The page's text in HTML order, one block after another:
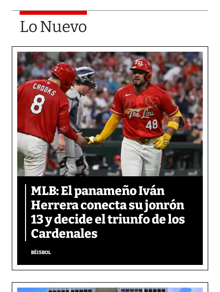
Lo Nuevo
MLB: El panameño Iván
Herrera conecta su jonrón
13 y decide el triunfo de los
Cardenales
BÉISBOL